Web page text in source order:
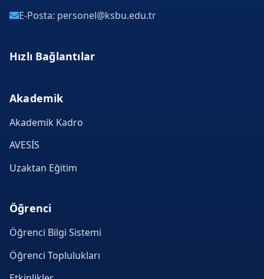
E-Posta: personel@ksbu.edu.tr
Hızlı Bağlantılar
Akademik
Akademik Kadro
AVESİS
Uzaktan Eğitim
Öğrenci
Öğrenci Bilgi Sistemi
Öğrenci Toplulukları